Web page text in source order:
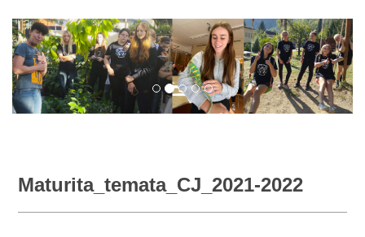
Maturita_temata_CJ_2021-2022